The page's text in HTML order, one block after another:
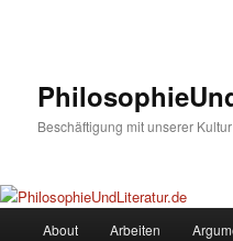
Beschäftigung mit unserer Kultur
About Arbeiten